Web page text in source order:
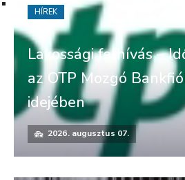
Lakossági felhívás –
az OTP Mozgó
idejében
2026. augusztus 07.
HÍREK